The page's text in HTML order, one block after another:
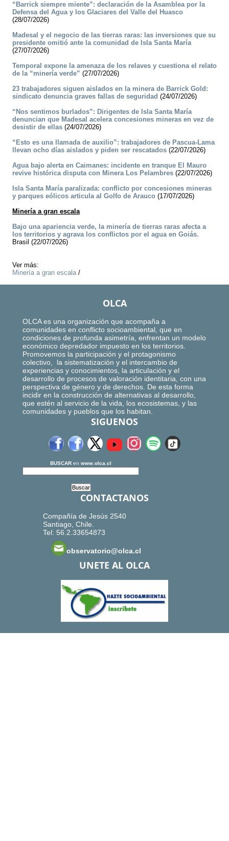
“Barrick siempre miente”: declaración de la Asamblea por la
Defensa del Agua y los Glaciares del Valle del Huasco
(28/07/2026)
Madesal y el negocio de las tierras raras: las inversiones que su
presidente omitió ante la comunidad de Isla Santa María
(27/07/2026)
Temporal expone la amenaza de los relaves y cuestiona el relato
de la “minería verde” (27/07/2026)
23 trabajadores siguen aislados en la minera de Barrick Gold:
sindicato denuncia graves fallas de seguridad (24/07/2026)
“Nos sentimos burlados”: Dirigentes de Isla Santa María
denuncian que Madesal acelera concesiones mineras en vez de
desistir de ellas (24/07/2026)
“Esto es una llamada de auxilio”: trabajadores de Pascua-Lama
llevan ocho días aislados y piden ser rescatados (22/07/2026)
Agua bajo alerta en Caimanes: incidente en tranque El Mauro
revive histórica disputa con Minera Los Pelambres (22/07/2026)
Isla Santa María paralizada: conflicto por concesiones mineras
y parques eólicos articula al Golfo de Arauco (17/07/2026)
Minería a gran escala
Bajo una apariencia verde, la minería de tierras raras afecta a
los territorios y agrava los conflictos por el agua en Goiás.
Brasil (22/07/2026)
Ver más:
Minería a gran escala/
OLCA
OLCA es una organización que acompaña a
comunidades en conflicto socioambiental, que en
condiciones de profunda asimetría, enfrentan un modelo
económico depredador impuesto en los territorios.
Promovemos la participación y el protagonismo
colectivo, la sistematización y el intercambio de
experiencias y conocimientos, la articulación y el
desarrollo de procesos de valoración identitaria, con una
perspectiva de género y de derechos. De esta forma
incidir en la construcción de alternativas al desarrollo,
que estén al servicio de la vida, los ecosistemas, y las
comunidades y pueblos que los habitan.
SIGUENOS
BUSCAR en www.olca.cl
CONTACTANOS
Compañía de Jesús 2540
Santiago, Chile.
Tel: 56.2.33654873
observatorio@olca.cl
UNETE AL OLCA